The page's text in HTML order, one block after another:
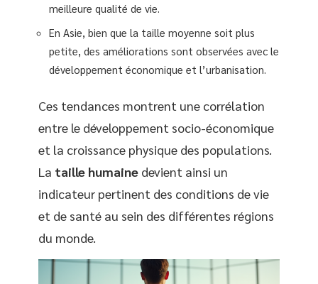
meilleure qualité de vie.
En Asie, bien que la taille moyenne soit plus
petite, des améliorations sont observées avec le
développement économique et l’urbanisation.
Ces tendances montrent une corrélation
entre le développement socio-économique
et la croissance physique des populations.
La taille humaine devient ainsi un
indicateur pertinent des conditions de vie
et de santé au sein des différentes régions
du monde.